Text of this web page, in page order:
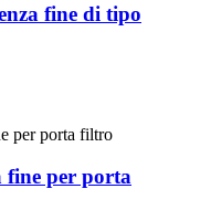
fine di tipo
fine per porta